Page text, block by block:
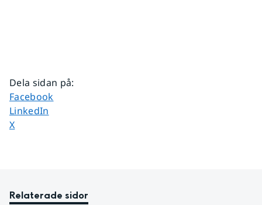
Dela sidan på:
Dela sidan på
Facebook
Dela sidan på
LinkedIn
Dela sidan på
X
Relaterade sidor